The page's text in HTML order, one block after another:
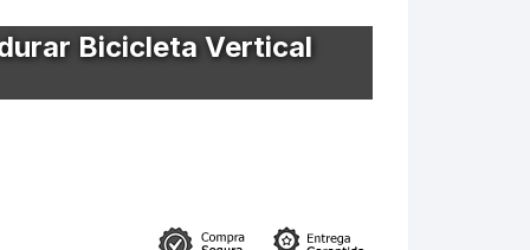
Bicicleta Vertical